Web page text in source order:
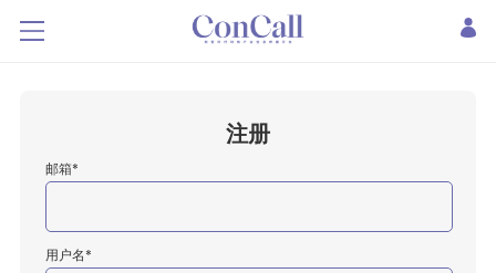
注册
邮箱*
用户名*